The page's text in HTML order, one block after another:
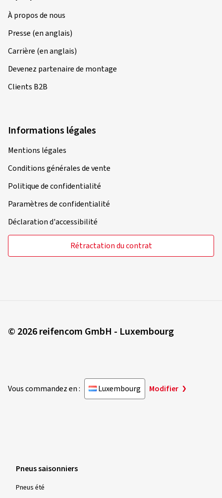
À propos de nous
Presse (en anglais)
Carrière (en anglais)
Devenez partenaire de montage
Clients B2B
Informations légales
Mentions légales
Conditions générales de vente
Politique de confidentialité
Paramètres de confidentialité
Déclaration d'accessibilité
Rétractation du contrat
© 2026 reifencom GmbH - Luxembourg
Vous commandez en : Luxembourg Modifier
Pneus saisonniers
Pneus été